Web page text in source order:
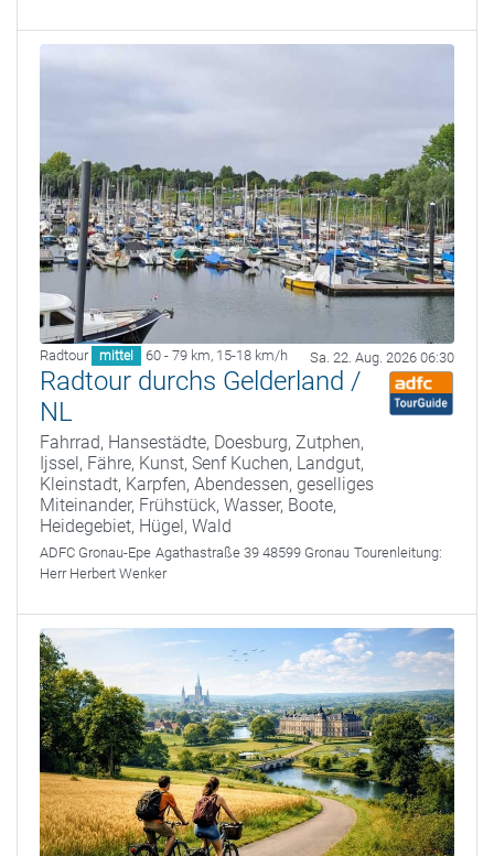
Radtour mittel 60 - 79 km, 15-18 km/h Sa. 22. Aug. 2026 06:30
Radtour durchs Gelderland /
NL
Fahrrad, Hansestädte, Doesburg, Zutphen,
Ijssel, Fähre, Kunst, Senf Kuchen, Landgut,
Kleinstadt, Karpfen, Abendessen, geselliges
Miteinander, Frühstück, Wasser, Boote,
Heidegebiet, Hügel, Wald
ADFC Gronau-Epe Agathastraße 39 48599 Gronau Tourenleitung:
Herr Herbert Wenker